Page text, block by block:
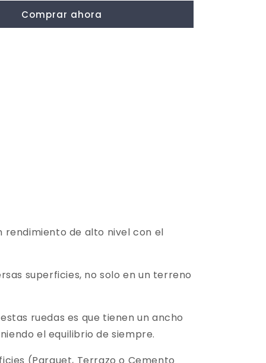
Comprar ahora
de alto nivel con el
superficies, no solo en un terreno
ruedas es que tienen un ancho
el equilibrio de siempre.